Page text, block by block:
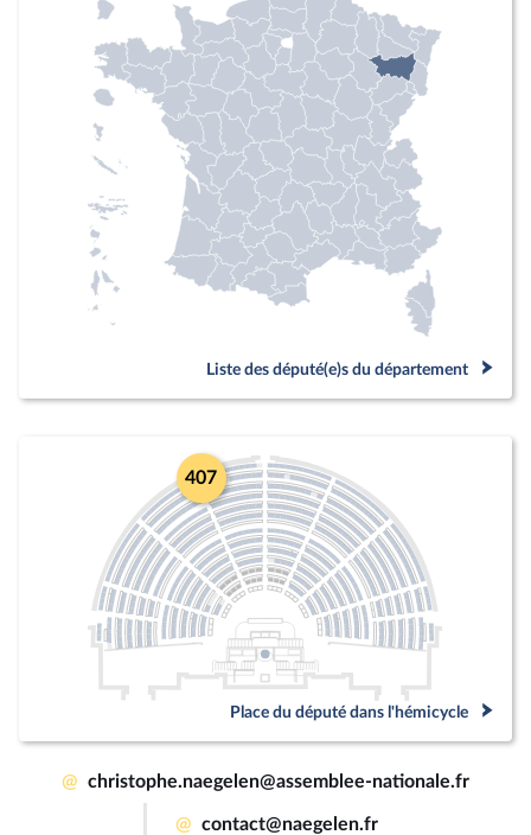
Liste des député(e)s du département
407
Place du député dans l'hémicycle
@ christophe.naegelen@assemblee-nationale.fr
@ contact@naegelen.fr